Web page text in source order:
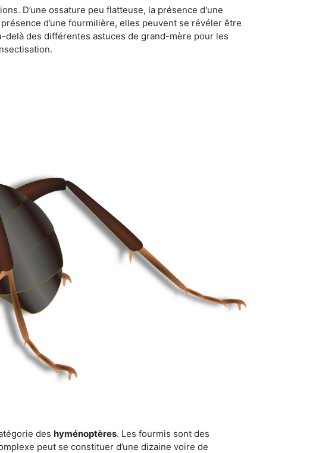
D’une ossature peu flatteuse, la présence d'une
d’une fourmilière, elles peuvent se révéler être
des différentes astuces de grand-mère pour les
des hyménoptères. Les fourmis sont des
peut se constituer d’une dizaine voire de